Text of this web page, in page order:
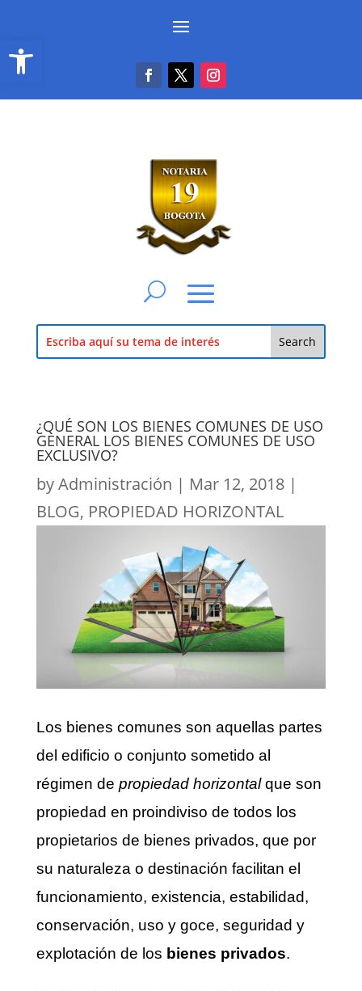
Abrir barra de herramientas
¿QUÉ SON LOS BIENES COMUNES DE USO
GENERAL LOS BIENES COMUNES DE USO
EXCLUSIVO?
byAdministración | Mar 12, 2018|
BLOG, PROPIEDAD HORIZONTAL
Los bienes comunes son aquellas partes
del edificio o conjunto sometido al
régimen de propiedad horizontalque son
propiedad en proindiviso de todos los
propietarios de bienes privados, que por
su naturaleza o destinación facilitan el
funcionamiento, existencia, estabilidad,
conservación, uso y goce, seguridad y
explotación de los bienes privados.